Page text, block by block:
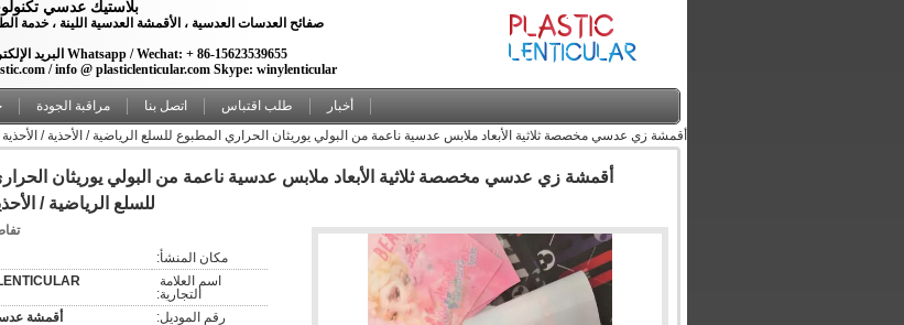
بلاستيك عدسي
صفائح العدسات العدسية ، الأقمشة العدسية اللينة ، خدمة
/ info @ plasticlenticular.com Skype: winylenticular
مراقبة الجودة اتصل بنا طلب اقتباس
أخبار
أقمشة زي عدسي مخصصة ثلاثية الأبعاد ملابس عدسية ناعمة من البولي يوريثان الحراري المطبوع للسلع الرياضية / الأحذية / الأحذية
أقمشة زي عدسي مخصصة ثلاثية الأبعاد ملابس عدسية ناعمة من البولي يوريثان
للسلع الرياضية /
مكان المنشأ:
التجارية:
رقم الموديل: أقمشة